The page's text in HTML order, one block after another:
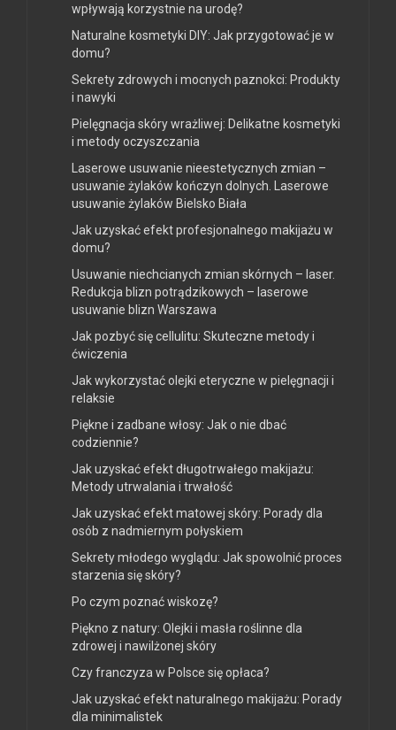
wpływają korzystnie na urodę?
Naturalne kosmetyki DIY: Jak przygotować je w
domu?
Sekrety zdrowych i mocnych paznokci: Produkty
i nawyki
Pielęgnacja skóry wrażliwej: Delikatne kosmetyki
i metody oczyszczania
Laserowe usuwanie nieestetycznych zmian –
usuwanie żylaków kończyn dolnych. Laserowe
usuwanie żylaków Bielsko Biała
Jak uzyskać efekt profesjonalnego makijażu w
domu?
Usuwanie niechcianych zmian skórnych – laser.
Redukcja blizn potrądzikowych – laserowe
usuwanie blizn Warszawa
Jak pozbyć się cellulitu: Skuteczne metody i
ćwiczenia
Jak wykorzystać olejki eteryczne w pielęgnacji i
relaksie
Piękne i zadbane włosy: Jak o nie dbać
codziennie?
Jak uzyskać efekt długotrwałego makijażu:
Metody utrwalania i trwałość
Jak uzyskać efekt matowej skóry: Porady dla
osób z nadmiernym połyskiem
Sekrety młodego wyglądu: Jak spowolnić proces
starzenia się skóry?
Po czym poznać wiskozę?
Piękno z natury: Olejki i masła roślinne dla
zdrowej i nawilżonej skóry
Czy franczyza w Polsce się opłaca?
Jak uzyskać efekt naturalnego makijażu: Porady
dla minimalistek